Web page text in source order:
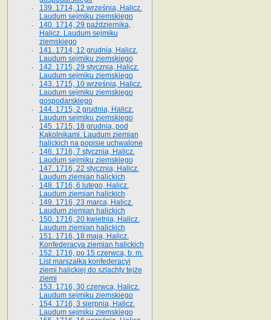
139. 1714, 12 września, Halicz.
Laudum sejmiku ziemskiego
140. 1714, 29 października,
Halicz. Laudum sejmiku
ziemskiego
141. 1714, 12 grudnia, Halicz.
Laudum sejmiku ziemskiego
142. 1715, 29 stycznia, Halicz.
Laudum sejmiku ziemskiego
143. 1715, 10 września, Halicz.
Laudum sejmiku ziemskiego
gospodarskiego
144. 1715, 2 grudnia, Halicz.
Laudum sejmiku ziemskiego
145. 1715, 18 grudnia, pod
Kąkolnikami. Laudum ziemian
halickich na popisie uchwalone
146. 1716, 7 stycznia, Halicz.
Laudum sejmiku ziemskiego
147. 1716, 22 stycznia, Halicz.
Laudum ziemian halickich
148. 1716, 6 lutego, Halicz.
Laudum ziemian halickich
149. 1716, 23 marca, Halicz.
Laudum ziemian halickich
150. 1716, 20 kwietnia, Halicz.
Laudum ziemian halickich
151. 1716, 18 maja, Halicz.
Konfederacya ziemian halickich
152. 1716, po 15 czerwca, b. m.
List marszałka konfederacyi
ziemi halickiej do szlachty tejże
ziemi
153. 1716, 30 czerwca, Halicz.
Laudum sejmiku ziemskiego
154. 1716, 3 sierpnia, Halicz.
Laudum sejmiku ziemskiego